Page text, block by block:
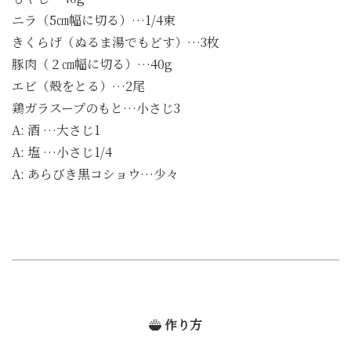
ニラ（5㎝幅に切る）…1/4束
きくらげ（ぬるま湯でもどす）…3枚
豚肉（２㎝幅に切る）…40g
エビ（殻をとる）…2尾
鶏ガラスープのもと…小さじ3
A: 酒 …大さじ1
A: 塩 …小さじ1/4
A: あらびき黒コショウ…少々
作り方